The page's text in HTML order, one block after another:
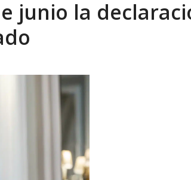
SOCIALES. Por: Dr. Al...
junio la